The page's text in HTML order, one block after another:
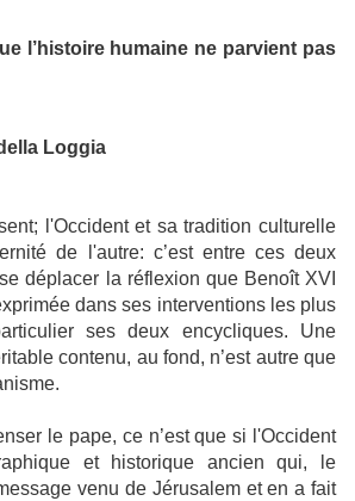
l’histoire humaine ne parvient pas
Loggia
l'Occident et sa tradition culturelle
de l'autre: c’est entre ces deux
déplacer la réflexion que Benoît XVI
dans ses interventions les plus
ses deux encycliques. Une
contenu, au fond, n’est autre que
le pape, ce n’est que si l'Occident
et historique ancien qui, le
venu de Jérusalem et en a fait